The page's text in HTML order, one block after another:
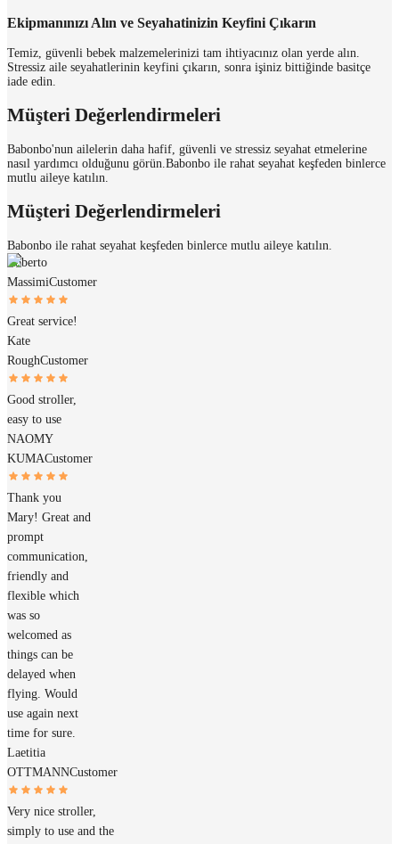
Ekipmanınızı Alın ve Seyahatinizin Keyfini Çıkarın
Temiz, güvenli bebek malzemelerinizi tam ihtiyacınız olan yerde alın.
Stressiz aile seyahatlerinin keyfini çıkarın, sonra işiniz bittiğinde basitçe
iade edin.
Müşteri Değerlendirmeleri
Babonbo'nun ailelerin daha hafif, güvenli ve stressiz seyahat etmelerine
nasıl yardımcı olduğunu görün. Babonbo ile rahat seyahat keşfeden binlerce
mutlu aileye katılın.
Müşteri Değerlendirmeleri
Babonbo ile rahat seyahat keşfeden binlerce mutlu aileye katılın.
Roberto
MassimiCustomer
Great service!
Kate
RoughCustomer
Good stroller,
easy to use
NAOMY
KUMACustomer
Thank you
Mary! Great and
prompt
communication,
friendly and
flexible which
was so
welcomed as
things can be
delayed when
flying. Would
use again next
time for sure.
Laetitia
OTTMANNCustomer
Very nice stroller,
simply to use and the